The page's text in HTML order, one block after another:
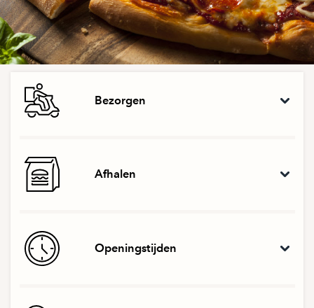
Bezorgen
Afhalen
Openingstijden